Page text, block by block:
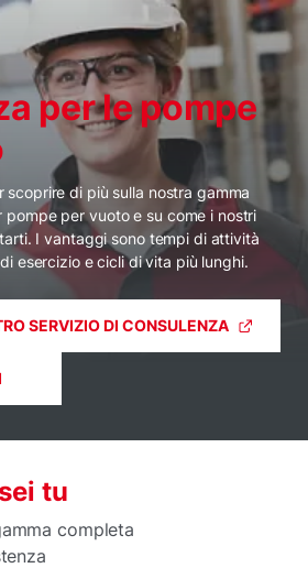
per le pompe
scoprire di più sulla nostra gamma
per vuoto e su come i nostri
I vantaggi sono tempi di attività
esercizio e cicli di vita più lunghi.
SERVIZIO DI CONSULENZA
tu
completa